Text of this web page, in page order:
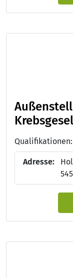
Qualifikationen:
Adresse: